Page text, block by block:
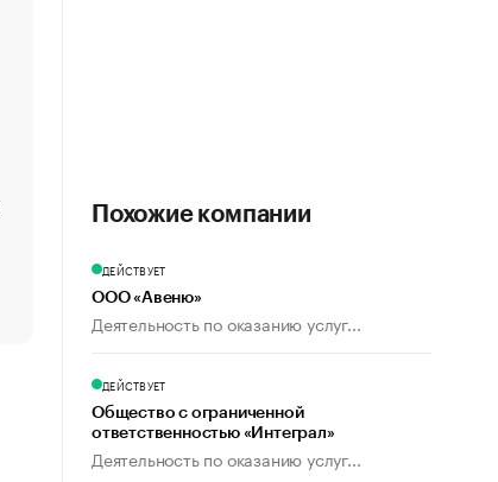
Стресс обеспеченных людей: почему рост доходов
Что обвинения против Павла Дурова значат для
пользователей
Похожие компании
ДЕЙСТВУЕТ
ООО «Авеню»
Деятельность по оказанию услуг...
ДЕЙСТВУЕТ
Общество с ограниченной
ответственностью «Интеграл»
Деятельность по оказанию услуг...